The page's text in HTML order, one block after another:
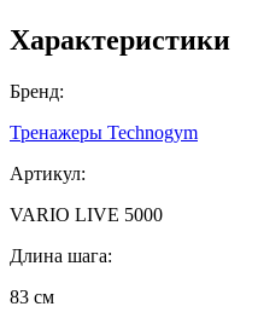
Характеристики
Бренд:
Тренажеры Technogym
Артикул:
VARIO LIVE 5000
Длина шага:
83 см